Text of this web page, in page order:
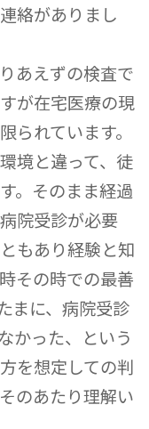
絡がありまし
あえずの検査で
が在宅医療の現
れています。
境と違って、徒
。そのまま経過
院受診が必要
もあり経験と知
その時での最善
まに、病院受診
かった、という
を想定しての判
のあたり理解い